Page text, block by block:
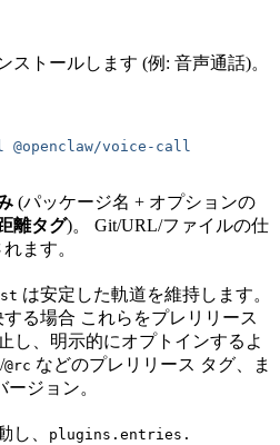
ストールします (例: 音声通話)。
@openclaw/voice-call
(パッケージ名 + オプションの
離タグ)。 Git/URL/ファイルの仕
ます。
は安定した軌道を維持します。
る場合 これらをプレリリース
し、明示的にオプトインするよ
/@rc などのプレリリース タグ、ま
ジョン。
し、
plugins.entries.